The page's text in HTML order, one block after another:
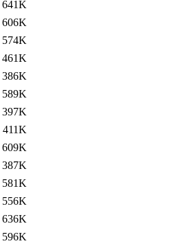
641K
606K
574K
461K
386K
589K
397K
411K
609K
387K
581K
556K
636K
596K